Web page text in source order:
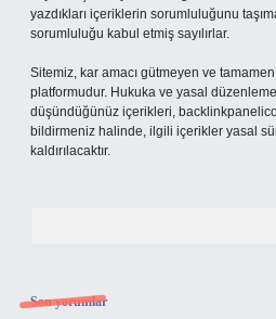
yazdıkları içeriklerin sorumluluğunu
sorumluluğu kabul etmiş sayılırlar.
Sitemiz, kar amacı gütmeyen ve
platformudur. Hukuka ve yasal
düşündüğünüz içerikleri,
bildirmeniz halinde, ilgili içerikler yasal
kaldırılacaktır.
Son yorumlar